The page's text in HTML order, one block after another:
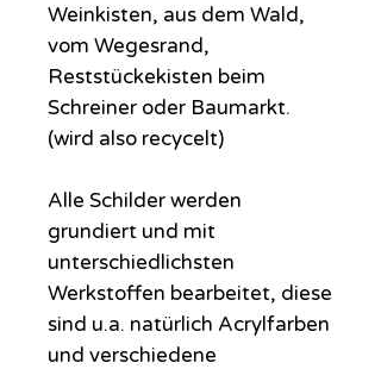
Weinkisten, aus dem Wald,
vom Wegesrand,
Reststückekisten beim
Schreiner oder Baumarkt.
(wird also recycelt)
Alle Schilder werden
grundiert und mit
unterschiedlichsten
Werkstoffen bearbeitet, diese
sind u.a. natürlich Acrylfarben
und verschiedene